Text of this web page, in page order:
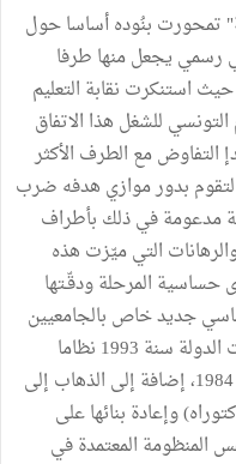
تمحورت بنُوده أساسا حول
رسمي يجعل منها طرفا
استنكرت نقابة التعليم
التونسي للشغل هذا الاتفاق
التفاوض مع الطرف الأكثر
لتقوم بدور موازي هدفه ضرب
مدعومة في ذلك بأطراف
التي ميّزت هذه
حساسية المرحلة ودقّـتها
جديد خاص بالجامعيين
والذي لم يُعدّل منذ ربع قرن حين اعتمدت الدولة سنة 1993 نظاما
أساسيا كانت قد تخلت عليه فرنسا سنة 1984، إضافة إلى الذهاب إلى
وإعادة بنائها على
المعتمدة في